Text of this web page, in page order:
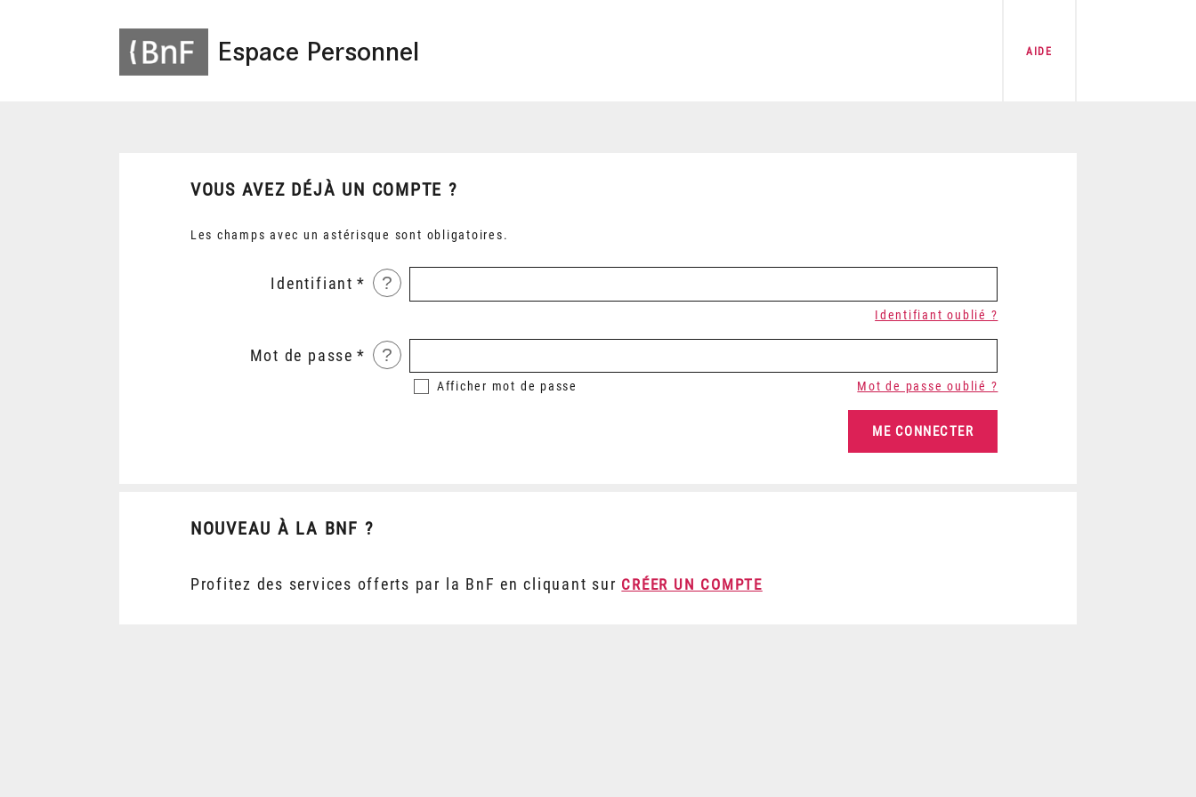
Espace Personnel AIDE
VOUS AVEZ DÉJÀ UN COMPTE ?
Les champs avec un astérisque sont obligatoires.
Identifiant ?
Identifiant oublié ?
Mot de passe ?
Afficher mot de passe Mot de passe oublié ?
NOUVEAU À LA BNF ?
Profitez des services offerts par la BnF en cliquant sur CRÉER UN COMPTE